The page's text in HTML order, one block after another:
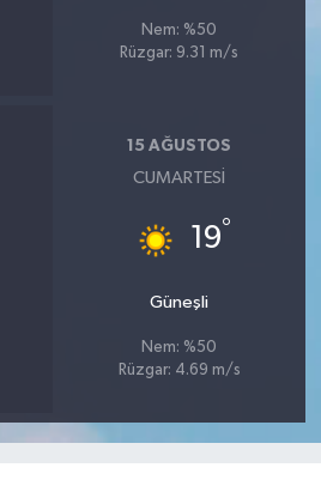
Nem: %50
Rüzgar: 9.31 m/s
15 AĞUSTOS
CUMARTESI
19°
Güneşli
Nem: %50
Rüzgar: 4.69 m/s